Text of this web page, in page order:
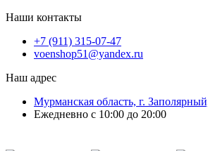
Наши контакты
+7 (911) 315-07-47
voenshop51@yandex.ru
Наш адрес
Мурманская область, г.
Ежедневно с 10:00 до 20:00